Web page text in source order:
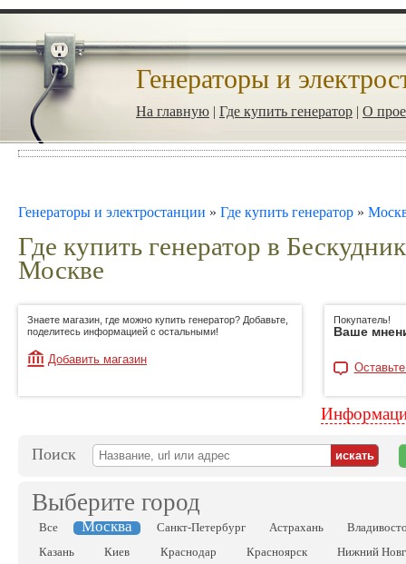
Генераторы и
На главную | Где купить генератор | О
Генераторы и электростанции » Где купить генератор »
Где купить генератор в
Москве
Знаете магазин, где можно купить генератор? Добавьте,
поделитесь информацией с остальными!
Добавить магазин
Покупатель!
Ваше
Поиск
Выберите город
Все Москва Санкт-Петербург Астрахань
Казань
Киев Краснодар Красноярск
Нижний